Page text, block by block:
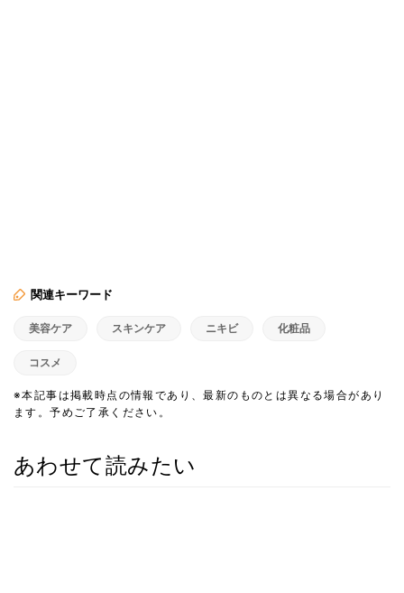
関連キーワード
美容ケア スキンケア ニキビ 化粧品
コスメ
※本記事は掲載時点の情報であり、最新のものとは異なる場合があり
ます。予めご了承ください。
あわせて読みたい